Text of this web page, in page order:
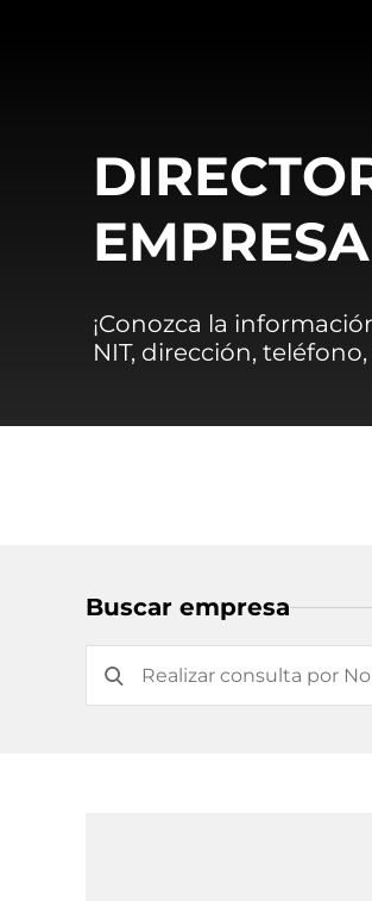
¡Conozca la
NIT, dirección,
Buscar empresa